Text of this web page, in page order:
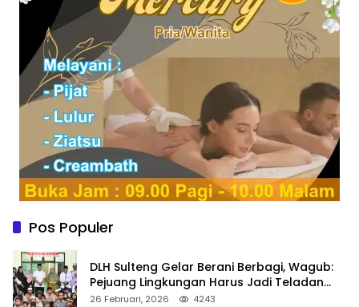
Pos Populer
DLH Sulteng Gelar Berani Berbagi, Wagub:
Pejuang Lingkungan Harus Jadi Teladan
Kepedulian
26 Februari, 2026 4243